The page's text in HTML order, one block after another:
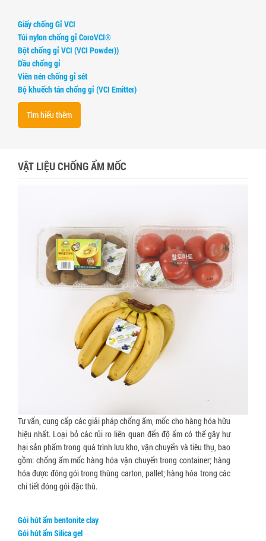
Giấy chống Gỉ VCI
Túi nylon chống gỉ CoroVCI®
Bột chống gỉ VCI (VCI Powder))
Dầu chống gỉ
Viên nén chống gỉ sét
Bộ khuếch tán chống gỉ (VCI Emitter)
Tìm hiểu thêm
VẬT LIỆU CHỐNG ẨM MỐC
Tư vấn, cung cấp các giải pháp chống ẩm, mốc cho hàng hóa hữu
hiệu nhất. Loại bỏ các rủi ro liên quan đến độ ẩm có thể gây hư
hại sản phẩm trong quá trình lưu kho, vận chuyển và tiêu thụ, bao
gồm: chống ẩm mốc hàng hóa vận chuyển trong container; hàng
hóa được đóng gói trong thùng carton, pallet; hàng hóa trong các
chi tiết đóng gói đặc thù.
Gói hút ẩm bentonite clay
Gói hút ẩm Silica gel